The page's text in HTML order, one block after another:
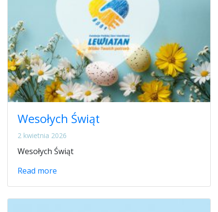
Wesołych Świąt
2 kwietnia 2026
Wesołych Świąt
Read more